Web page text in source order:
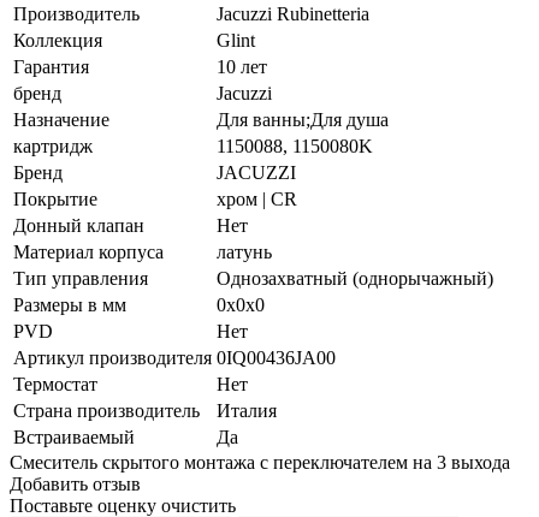
Производитель
Jacuzzi Rubinetteria
Коллекция
Glint
Гарантия
10 лет
бренд
Jacuzzi
Назначение
Для ванны;Для душа
картридж
1150088, 1150080K
Бренд
JACUZZI
Покрытие
хром | CR
Донный клапан
Нет
Материал корпуса
латунь
Тип управления
Однозахватный (однорычажный)
Размеры в мм
0x0x0
PVD
Нет
Артикул производителя 0IQ00436JA00
Термостат
Нет
Страна производитель
Италия
Встраиваемый
Да
Смеситель скрытого монтажа с переключателем на 3 выхода
Добавить отзыв
Поставьте оценку очистить